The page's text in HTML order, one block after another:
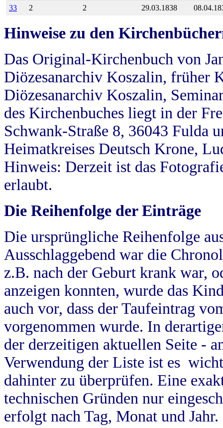
33
2 2 29.03.1838
Hinweise zu den
Das Original-Kirchenbuch von
Diözesanarchiv Koszalin, früher
Diözesanarchiv Koszalin,
des Kirchenbuches liegt in der
Schwank-Straße 8, 36043 Fulda
Heimatkreises Deutsch Krone,
Hinweis: Derzeit ist das
erlaubt.
Die Reihenfolge der Einträge
Die ursprüngliche Reihenfolge
Ausschlaggebend war die
z.B. nach der Geburt krank war,
anzeigen konnten, wurde das
auch vor, dass der Taufeintrag
vorgenommen wurde. In
der derzeitigen aktuellen Seite -
Verwendung der Liste ist es
dahinter zu überprüfen. Eine
technischen Gründen nur
erfolgt nach Tag, Monat und Jahr.